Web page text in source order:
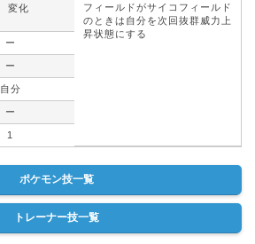
フィールドがサイコフィールド
のときは自分を次回抜群威力上
昇状態にする
変化
ー
ー
自分
ー
1
ポケモン技一覧
トレーナー技一覧